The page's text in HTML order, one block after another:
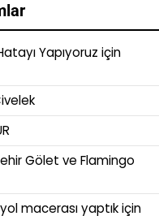
Yapıyoruz için
Gölet ve Flamingo
macerası yaptıkiçin